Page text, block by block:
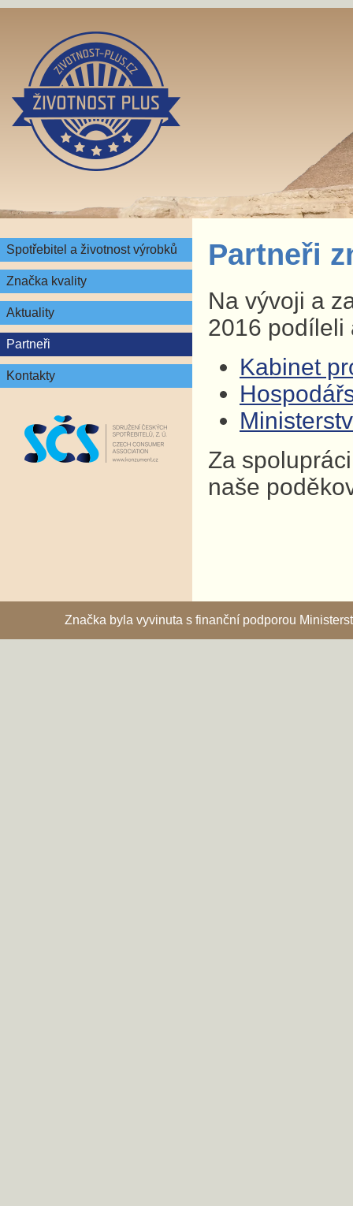
Spotřebitel a životnost výrobků
Značka kvality
Aktuality
Partneři
Kontakty
Partneři
Na vývoji a
2016 podíleli
Kabinet
Za
naše
Značka byla vyvinuta s finanční podporou